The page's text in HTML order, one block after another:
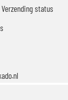
Verzending status